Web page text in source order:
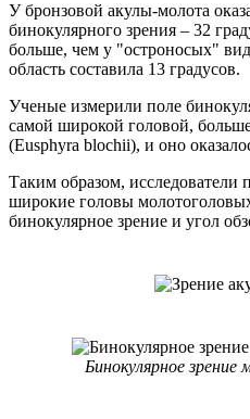
У бронзовой акулы-молота
бинокулярного зрения – 32
больше, чем у "остроносых"
область составила 13 градусов.
Ученые измерили поле
самой широкой головой,
(Eusphyra blochii), и оно
Таким образом, исследователи
широкие головы
бинокулярное зрение и угол
Бинокулярное зрение